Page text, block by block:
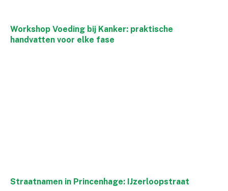
Workshop Voeding bij Kanker: praktische
handvatten voor elke fase
Straatnamen in Princenhage: IJzerloopstraat